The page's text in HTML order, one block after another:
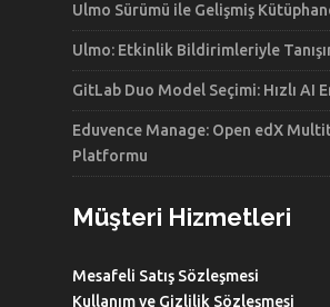
Ulmo Sürümü ile Gelişmiş
Ulmo: Etkinlik Bildirimleriyle
GitLab Duo Model Seçimi: Hızlı AI
Eduvence Manage: Open edX
Platformu
Müşteri Hizmetleri
Mesafeli Satış Sözleşmesi
Kullanım ve Gizlilik Sözleşmesi